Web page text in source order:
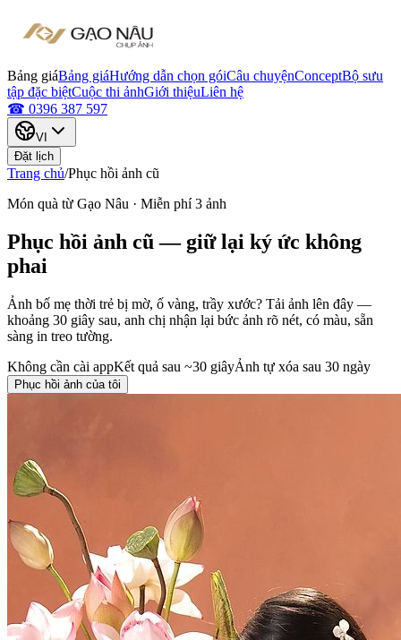
Bảng giáBảng giáHướng dẫn chọn góiCâu chuyệnConceptBộ sưu
tập đặc biệtCuộc thi ảnhGiới thiệuLiên hệ
☎ 0396 387 597
VI
Đặt lịch
Trang chủ/Phục hồi ảnh cũ
Món quà từ Gạo Nâu · Miễn phí 3 ảnh
Phục hồi ảnh cũ — giữ lại ký ức không
phai
Ảnh bố mẹ thời trẻ bị mờ, ố vàng, trầy xước? Tải ảnh lên đây —
khoảng 30 giây sau, anh chị nhận lại bức ảnh rõ nét, có màu, sẵn
sàng in treo tường.
Không cần cài appKết quả sau ~30 giâyẢnh tự xóa sau 30 ngày
Phục hồi ảnh của tôi